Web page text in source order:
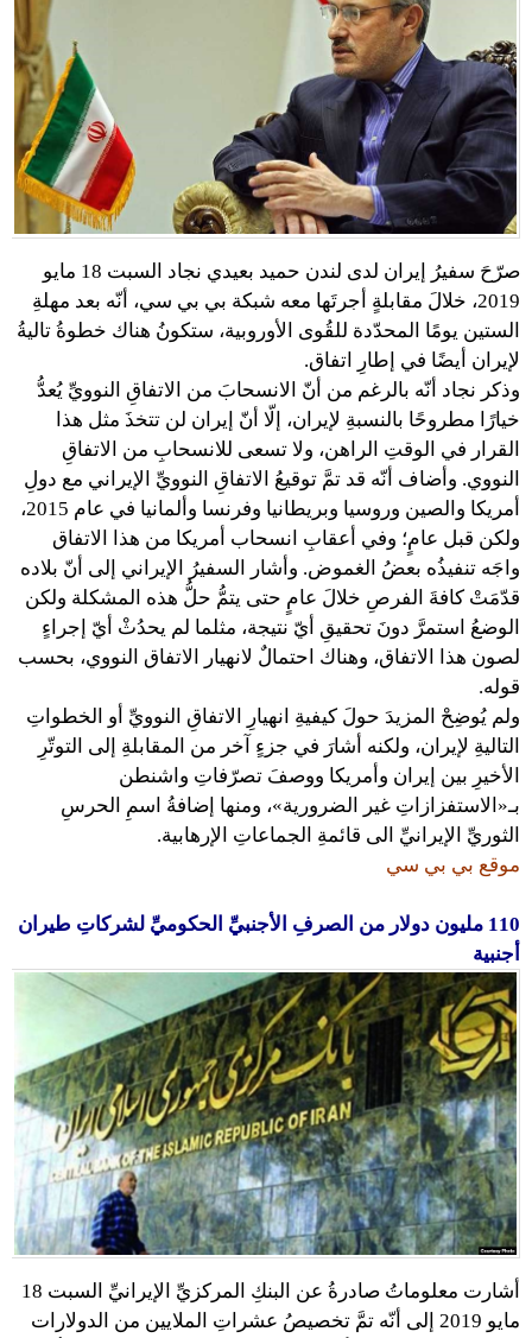
صرّحَ سفيرُ إيران لدى لندن حميد بعيدي نجاد السبت 18 مايو
2019، خلالَ مقابلةٍ أجرتَها معه شبكة بي بي سي، أنّه بعد مهلةِ
الستين يومًا المحدّدة للقُوى الأوروبية، ستكونُ هناك خطوةُ تاليةُ
لإيران أيضًا في إطارِ اتفاق.
وذكر نجاد أنّه بالرغم من أنّ الانسحابَ من الاتفاقِ النوويِّ يُعدُّ
خيارًا مطروحًا بالنسبةِ لإيران، إلّا أنّ إيران لن تتخذَ مثل هذا
القرار في الوقتِ الراهن، ولا تسعى للانسحابِ من الاتفاقِ
النووي. وأضاف أنّه قد تمَّ توقيعُ الاتفاقِ النوويِّ الإيراني مع دولِ
أمريكا والصين وروسيا وبريطانيا وفرنسا وألمانيا في عام 2015،
ولكن قبل عامٍ؛ وفي أعقابِ انسحاب أمريكا من هذا الاتفاق
واجَه تنفيذُه بعضُ الغموض. وأشار السفيرُ الإيراني إلى أنّ بلاده
قدّمَتْ كافةَ الفرصِ خلالَ عامٍ حتى يتمُّ حلُّ هذه المشكلة ولكن
الوضعُ استمرَّ دونَ تحقيقِ أيّ نتيجة، مثلما لم يحدُثْ أيّ إجراءٍ
لصون هذا الاتفاق، وهناك احتمالٌ لانهيار الاتفاق النووي، بحسب
قوله.
ولم يُوضِحْ المزيدَ حولَ كيفيةِ انهيارِ الاتفاقِ النوويِّ أو الخطواتِ
التاليةِ لإيران، ولكنه أشارَ في جزءٍ آخر من المقابلةِ إلى التوتّرِ
الأخيرِ بين إيران وأمريكا ووصفَ تصرّفاتِ واشنطن
بـ«الاستفزازاتِ غير الضرورية»، ومنها إضافةُ اسمِ الحرسِ
الثوريِّ الإيرانيِّ الى قائمةِ الجماعاتِ الإرهابية.
موقع بي بي سي
110 مليون دولار من الصرفِ الأجنبيِّ الحكوميِّ لشركاتِ طيران
أجنبية
أشارت معلوماتُ صادرةُ عن البنكِ المركزيِّ الإيرانيِّ السبت 18
مايو 2019 إلى أنّه تمَّ تخصيصُ عشراتِ الملايين من الدولارات